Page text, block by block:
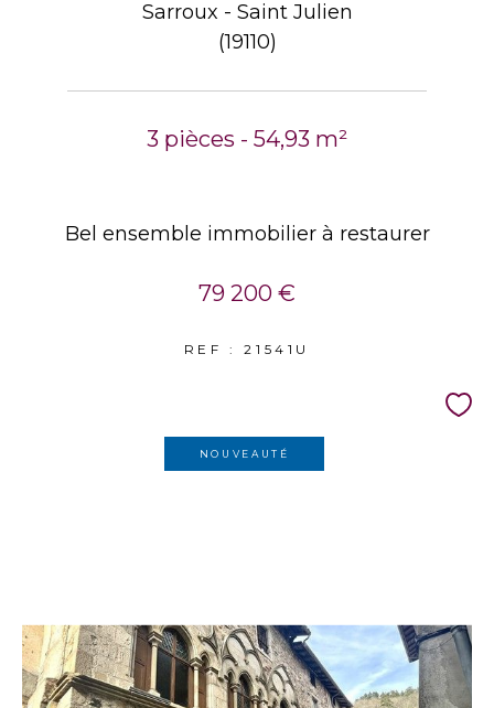
Sarroux - Saint Julien
(19110)
3 pièces - 54,93 m²
Bel ensemble immobilier à restaurer
79 200 €
REF : 21541U
NOUVEAUTÉ